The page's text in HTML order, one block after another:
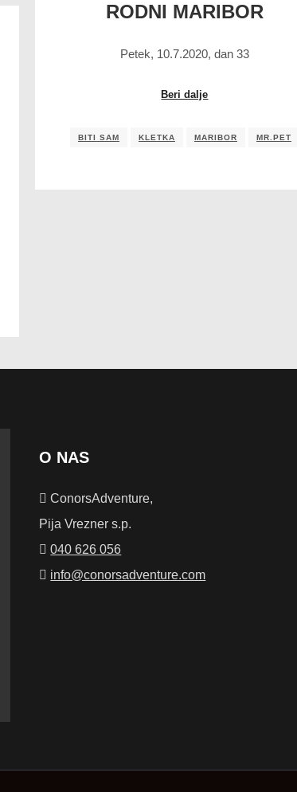
RODNI MARIBOR
Petek, 10.7.2020, dan 33
Beri dalje
BITI SAM KLETKA MARIBOR MR.PET
O NAS
ConorsAdventure,
Pija Vrezner s.p.
040 626 056
info@conorsadventure.com